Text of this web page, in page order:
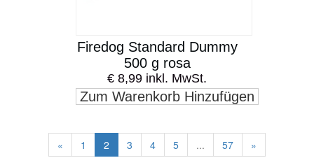
Firedog Standard Dummy
500 g rosa
€ 8,99 inkl. MwSt.
Zum Warenkorb Hinzufügen
« 1 2 3 4 5 ... 57 »